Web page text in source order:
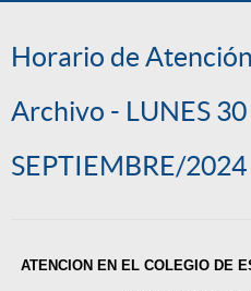
Horario de
Archivo - LUNES 30
SEPTIEMBRE/2024
ATENCION EN EL COLEGIO DE